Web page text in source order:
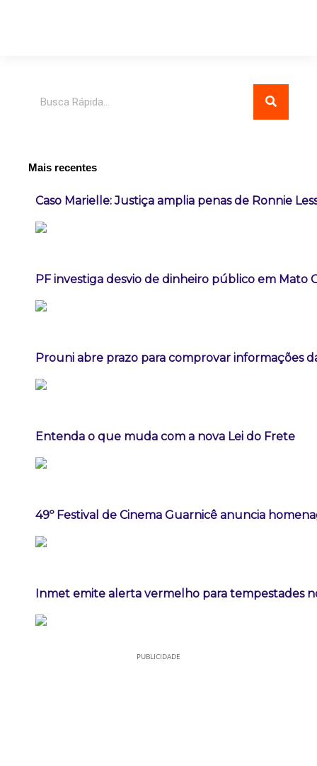
Mais recentes
Caso Marielle: Justiça amplia penas de Ronnie
PF investiga desvio de dinheiro público em Mato
Prouni abre prazo para comprovar informações
Entenda o que muda com a nova Lei do Frete
49º Festival de Cinema Guarnicê anuncia
Inmet emite alerta vermelho para tempestades
PUBLICIDADE